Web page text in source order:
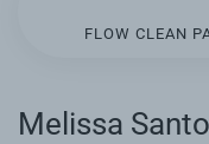
FLOW CLEAN
Melissa